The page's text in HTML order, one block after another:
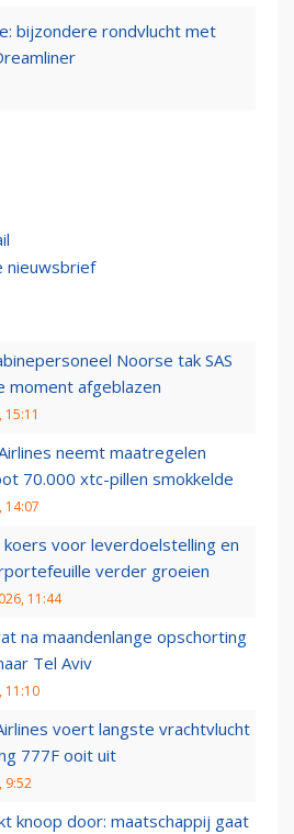
bijzondere rondvlucht met
nieuwsbrief
Noorse tak SAS
moment afgeblazen
15:11
neemt maatregelen
70.000 xtc-pillen smokkelde
14:07
koers voor leverdoelstelling en
verder groeien
11:44
na maandenlange opschorting
Tel Aviv
11:10
voert langste vrachtvlucht
777F ooit uit
9:52
knoop door: maatschappij gaat